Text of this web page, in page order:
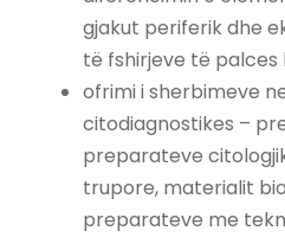
gjakut periferik dhe
të fshirjeve të palces
ofrimi i sherbimeve
citodiagnostikes –
preparateve
trupore, materialit
preparateve me